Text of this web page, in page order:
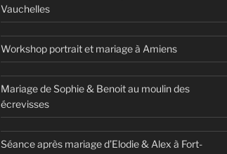
Vauchelles
Workshop portrait et mariage à Amiens
Mariage de Sophie & Benoit au moulin des
écrevisses
Séance après mariage d’Elodie & Alex à Fort-